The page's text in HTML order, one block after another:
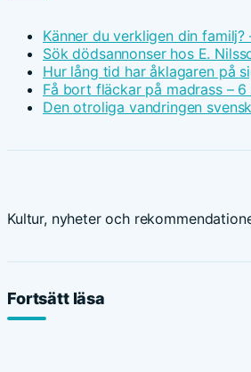
Känner du verkligen din
Sök dödsannonser hos E.
Hur lång tid har åklagaren på
Få bort fläckar på madrass –
Den otroliga vandringen
Kultur, nyheter och
Fortsätt läsa